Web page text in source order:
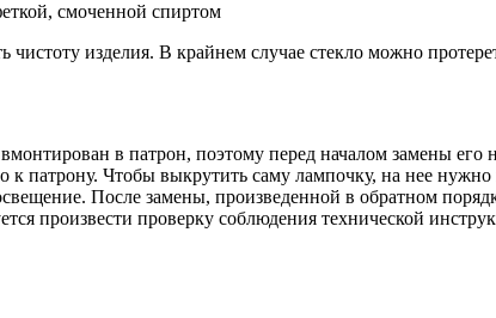
смоченной спиртом
чистоту изделия. В крайнем случае стекло можно
в патрон, поэтому перед началом замены
к патрону. Чтобы выкрутить саму лампочку, на нее
После замены, произведенной в обратном
произвести проверку соблюдения технической